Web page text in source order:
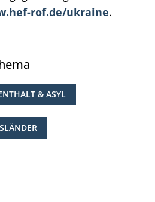
rof.de/ukraine.
& ASYL